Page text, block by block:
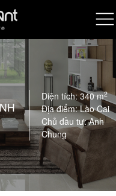
Diện tích: 340 m2
Địa điểm: Lào Cai
Chủ đầu tư: Anh
Chung